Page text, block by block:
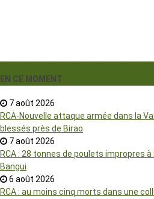
EN CE MOMENT
7 août 2026
RCA-Nouvelle attaque armée dans la
blessés près de Birao
7 août 2026
RCA : 28 tonnes de poulets impropres
Bangui
6 août 2026
RCA : au moins cinq morts dans une